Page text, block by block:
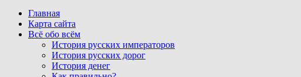
Главная
Карта сайта
Всё обо всём
История русских императоров
История русских дорог
История денег